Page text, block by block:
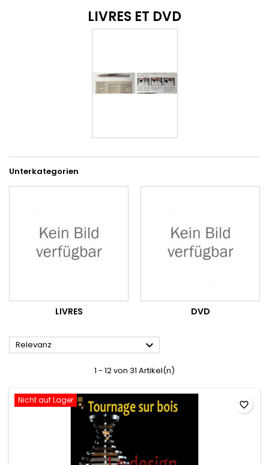
LIVRES ET DVD
Unterkategorien
LIVRES DVD
Relevanz 
1 - 12 von 31 Artikel(n)
Nicht auf Lager favorite_border